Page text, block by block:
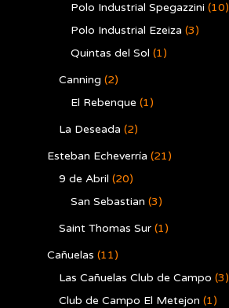
Polo Industrial Spegazzini (10)
Polo Industrial Ezeiza (3)
Quintas del Sol (1)
Canning (2)
El Rebenque (1)
La Deseada (2)
Esteban Echeverría (21)
9 de Abril (20)
San Sebastian (3)
Saint Thomas Sur (1)
Cañuelas (11)
Las Cañuelas Club de Campo (3)
Club de Campo El Metejon (1)